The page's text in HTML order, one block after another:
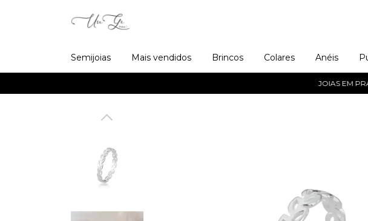
Semijoias Mais vendidos Brincos Colares Anéis
JOIAS EM PRATA